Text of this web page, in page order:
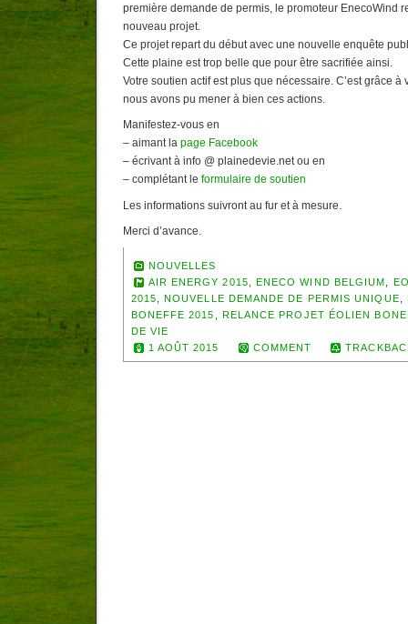
première demande de permis, le promoteur EnecoWind
nouveau projet.
Ce projet repart du début avec une nouvelle enquête
Cette plaine est trop belle que pour être sacrifiée ainsi.
Votre soutien actif est plus que nécessaire. C’est grâce
nous avons pu mener à bien ces actions.
Manifestez-vous en
– aimant la page Facebook
– écrivant à info @ plainedevie.net ou en
– complétant le formulaire de soutien
Les informations suivront au fur et à mesure.
Merci d’avance.
NOUVELLES
AIR ENERGY 2015
ENECO WIND BELGIUM
2015
NOUVELLE DEMANDE DE PERMIS UNIQUE
BONEFFE 2015
RELANCE PROJET ÉOLIEN
DE VIE
1 AOÛT 2015
COMMENT